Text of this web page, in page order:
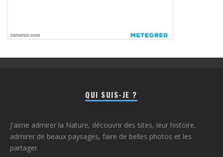
QUI SUIS-JE ?
J'aime admirer la Nature, découvrir des sites, leur histoire,
admirer de beaux paysages, faire de belles photos et les
partager.